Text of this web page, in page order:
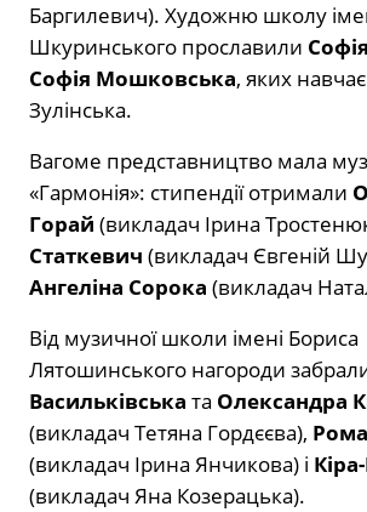
Баргилевич). Художню школу
Шкуринського прославили
Софія Мошковська, яких
Зулінська.
Вагоме представництво мала
«Гармонія»: стипендії отримали
Горай (викладач Ірина
Статкевич (викладач Євгеній
Ангеліна Сорока (викладач
Від музичної школи імені Бориса
Лятошинського нагороди
Васильківська та Олександра
(викладач Тетяна Гордєєва),
(викладач Ірина Янчикова) і
(викладач Яна Козерацька).